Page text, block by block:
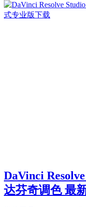
DaVinci
达芬奇调色 最